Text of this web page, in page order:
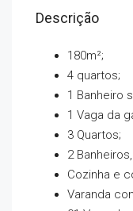
Descrição
180m²;
4 quartos;
1 Banheiro
1 Vaga da
3 Quartos;
2 Banheiros,
Cozinha e
Varanda